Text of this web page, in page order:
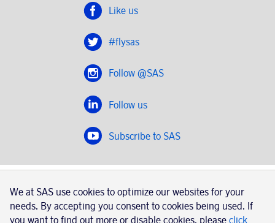
Like us
#flysas
Follow @SAS
Follow us
Subscribe to SAS
SAS 2020
SAS AB, registration number 556606-8499, SE-195 87
Stockholm, Sweden
We at SAS use cookies to optimize our websites for your
needs. By accepting you consent to cookies being used. If
you want to find out more or disable cookies, please click